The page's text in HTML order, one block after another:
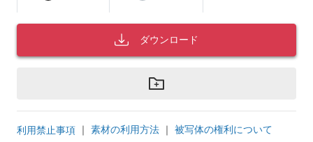
ダウンロード
利用禁止事項 ｜ 素材の利用方法 ｜ 被写体の権利について